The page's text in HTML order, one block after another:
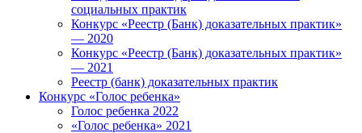
социальных практик
Конкурс «Реестр (Банк) доказательных практик»
— 2020
Конкурс «Реестр (Банк) доказательных практик»
— 2021
Реестр (банк) доказательных практик
Конкурс «Голос ребенка»
Голос ребенка 2022
«Голос ребенка» 2021